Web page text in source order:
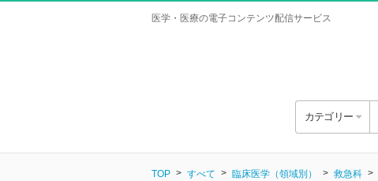
医学・医療の電子コンテンツ配信サービス
カテゴリー
TOP すべて 臨床医学（領域別） 救急科